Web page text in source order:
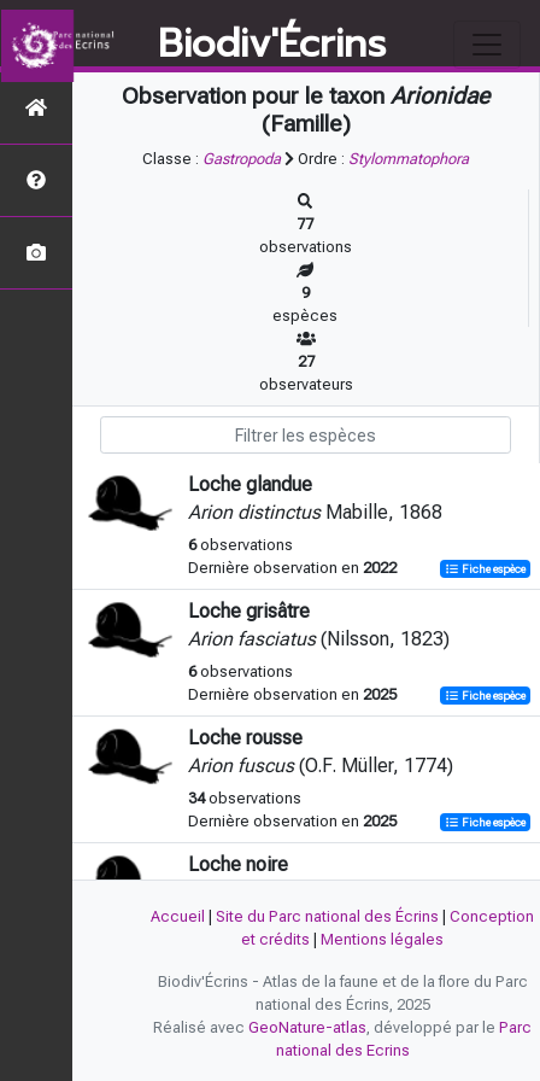
Biodiv'Écrins
Observation pour le taxon Arionidae
(Famille)
Classe : Gastropoda Ordre : Stylommatophora
77
observations
9
espèces
27
observateurs
Loche glandue
Arion distinctusMabille, 1868
6observations
Dernière observation en 2022 Fiche espèce
Loche grisâtre
Arion fasciatus(Nilsson, 1823)
6observations
Dernière observation en 2025 Fiche espèce
Loche rousse
Arion fuscus(O.F. Müller, 1774)
34observations
Dernière observation en 2025 Fiche espèce
Loche noire
1observation
Dernière observation en2024
-
Arion A. Férussac, 1819
observations
Accueil Site du Parc national des Écrins
Conception
et crédits
Mentions légales
Biodiv'Écrins - Atlas de la faune et de la flore du Parc
national des Écrins, 2025
Réalisé avec GeoNature-atlas, développé par le Parc
national des Ecrins